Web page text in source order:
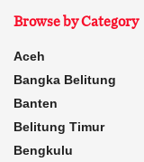
Browse by Category
Aceh
Bangka Belitung
Banten
Belitung Timur
Bengkulu